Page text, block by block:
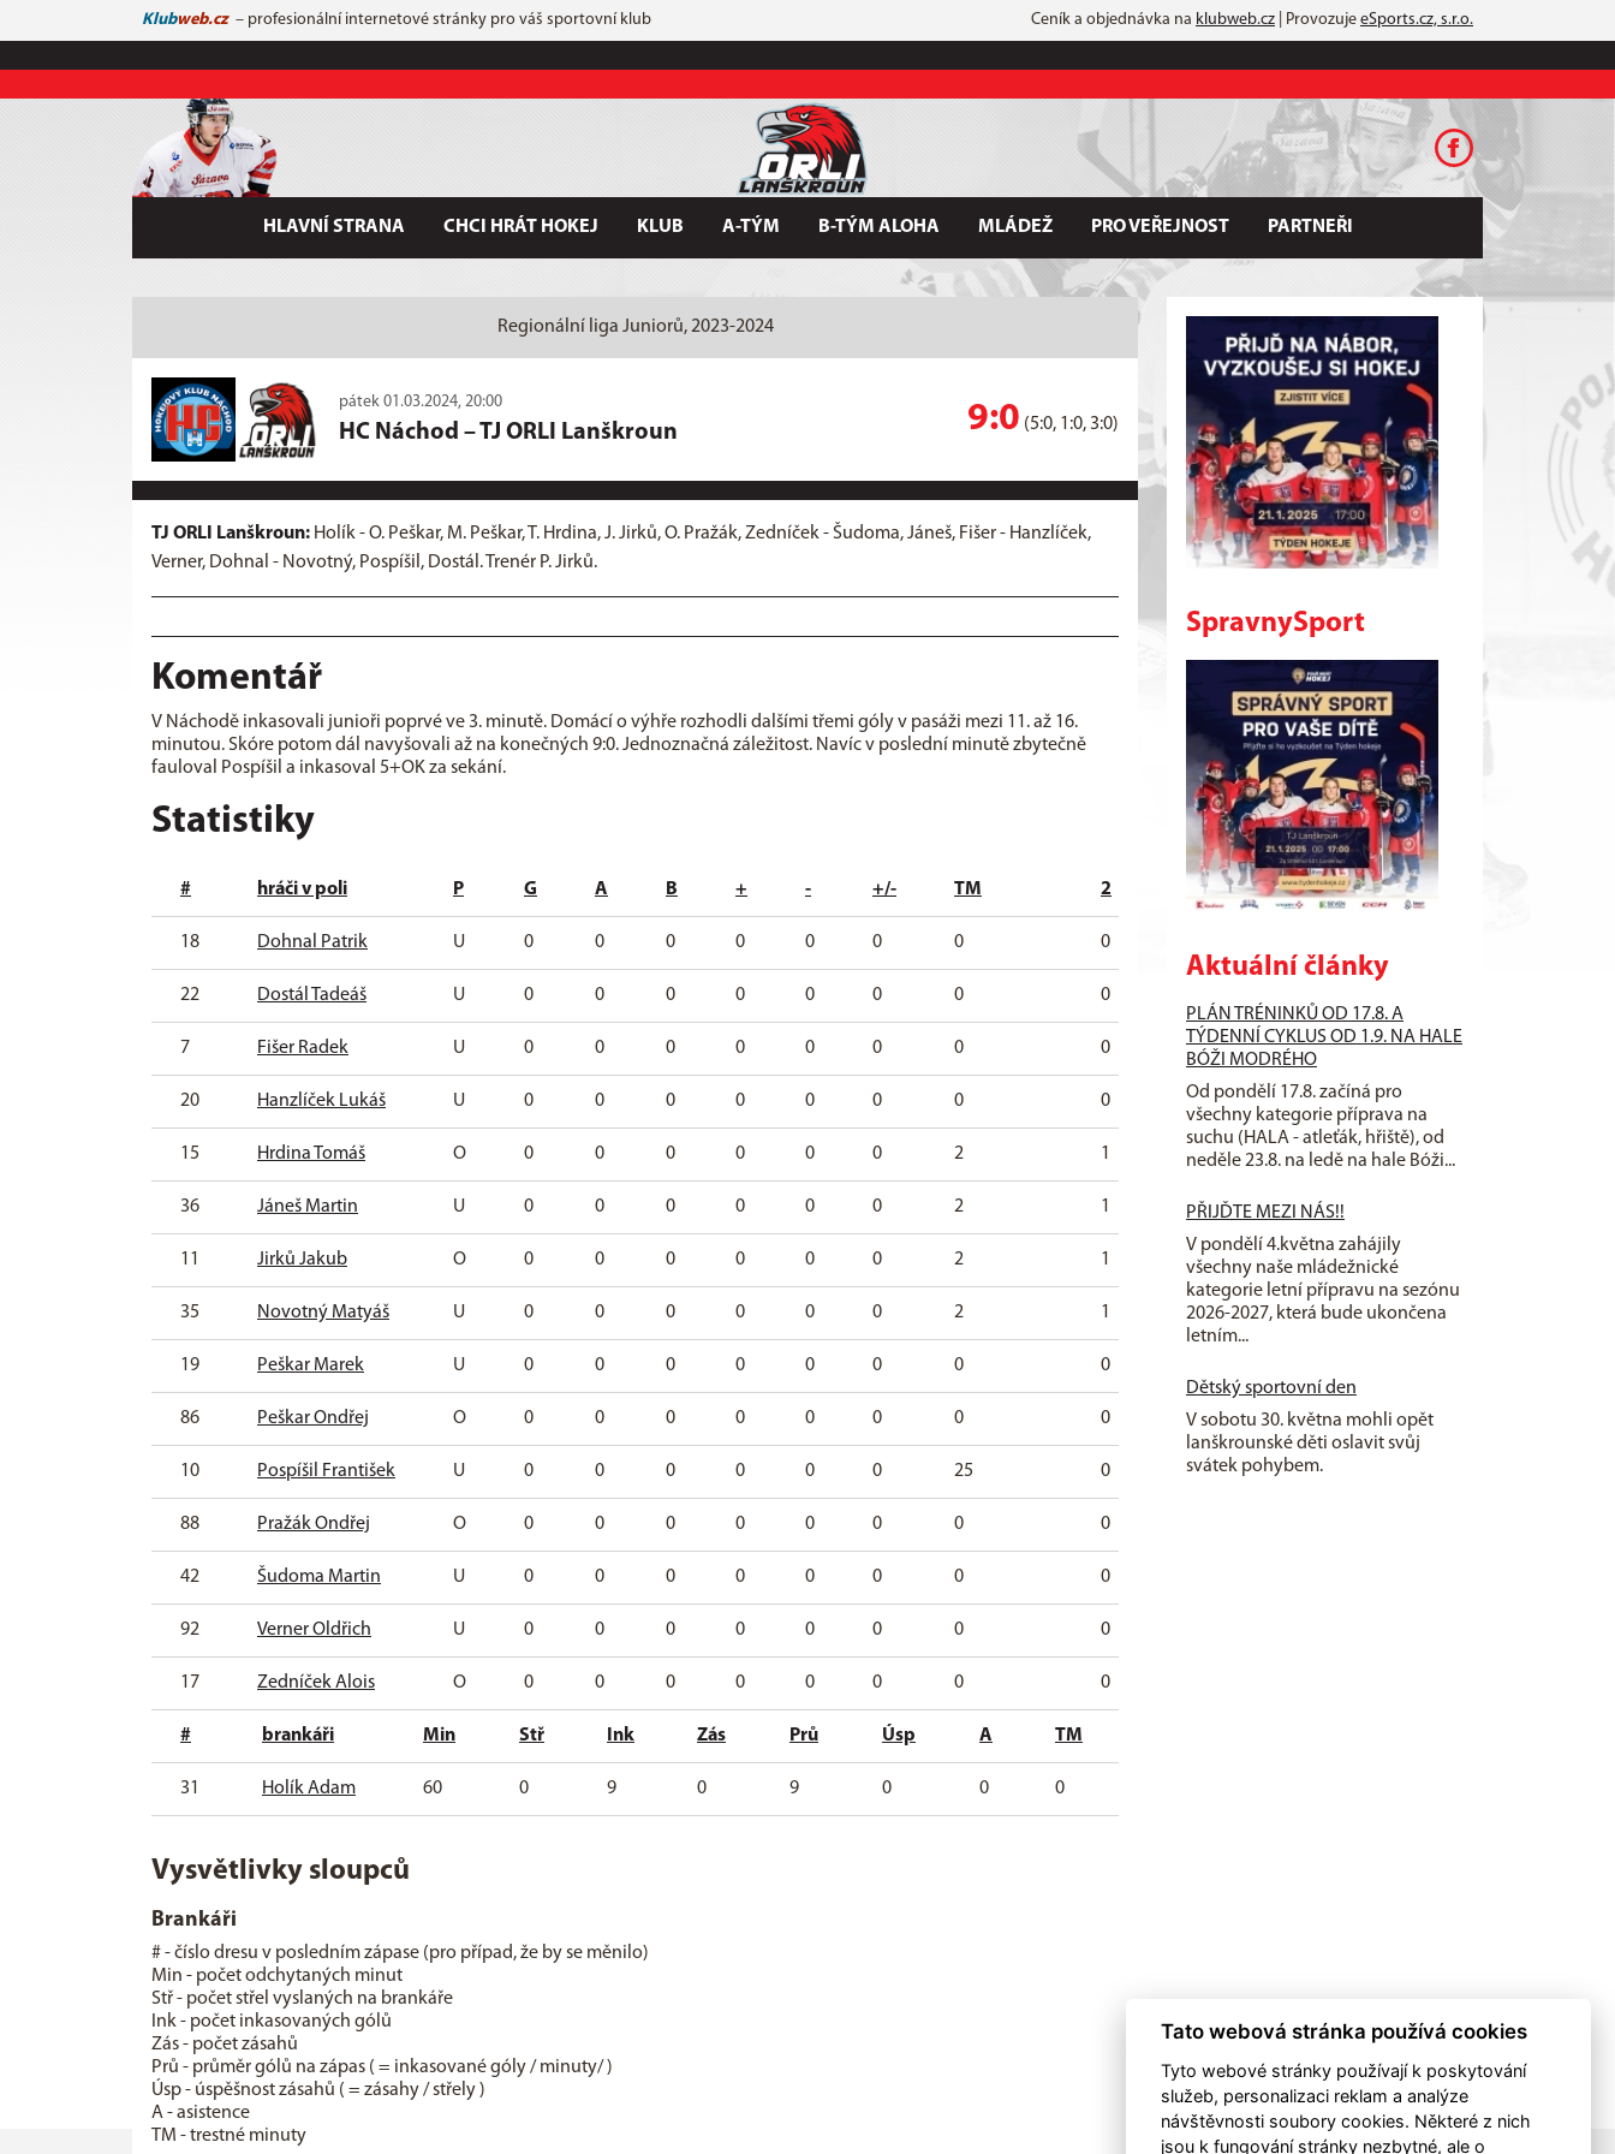
Klubweb.cz – profesionální internetové stránky pro váš sportovní klub Ceník a objednávka na klubweb.cz | Provozuje eSports.cz, s.r.o.
HLAVNÍ STRANA CHCI HRÁT HOKEJ KLUB A-TÝM B-TÝM ALOHA MLÁDEŽ PRO VEŘEJNOST PARTNEŘI
Regionální liga Juniorů, 2023-2024
pátek 01.03.2024, 20:00
HC Náchod –TJ ORLI Lanškroun 9:0 (5:0, 1:0, 3:0)
TJ ORLI Lanškroun: Holík - O. Peškar, M. Peškar, T. Hrdina, J. Jirků, O. Pražák, Zedníček - Šudoma, Jáneš, Fišer - Hanzlíček,
Verner, Dohnal - Novotný, Pospíšil, Dostál. Trenér P. Jirků.
Komentář
V Náchodě inkasovali junioři poprvé ve 3. minutě. Domácí o výhře rozhodli dalšími třemi góly v pasáži mezi 11. až 16.
minutou. Skóre potom dál navyšovali až na konečných 9:0. Jednoznačná záležitost. Navíc v poslední minutě zbytečně
fauloval Pospíšil a inkasoval 5+OK za sekání.
Statistiky
# hráči v poli P G A B + - +/- TM 2 10 o t
18 Dohnal Patrik U 0 0 0 0 0 0 0 0
22 Dostál Tadeáš U 0 0 0 0 0 0 0 0
7 Fišer Radek U 0 0 0 0 0 0 0 0 0 0 0
20 Hanzlíček Lukáš U 0 0 0 0 0 0 0 0 0 0 0
15 Hrdina Tomáš O 0 0 0 0 0 0 2 1 0 0 0
36 Jáneš Martin U 0 0 0 0 0 0 2 1 0 0
11 Jirků Jakub O 0 0 0 0 0 0 2 1 0 0 0
35 Novotný Matyáš U 0 0 0 0 0 0 2 1 0 0 0
19 Peškar Marek U 0 0 0 0 0 0 0 0
86 Peškar Ondřej O 0 0 0 0 0 0 0 0 0 0 0
10 Pospíšil František U 0 0 0 0 0 0 25 0 0 1
88 Pražák Ondřej O 0 0 0 0 0 0 0 0
42 Šudoma Martin U 0 0 0 0 0 0 0 0
92 Verner Oldřich U 0 0 0 0 0 0 0 0
17 Zedníček Alois O 0 0 0 0 0 0 0 0
# brankáři Min Stř Ink Zás Prů Úsp A TM
31 Holík Adam 60 0 9 0 9 0 0 0
Vysvětlivky sloupců
Brankáři
# - číslo dresu v posledním zápase (pro případ, že by se měnilo)
Min - počet odchytaných minut
Stř - počet střel vyslaných na brankáře
Ink - počet inkasovaných gólů
Zás - počet zásahů
Prů - průměr gólů na zápas ( = inkasované góly / minuty/ )
Úsp - úspěšnost zásahů ( = zásahy / střely )
A - asistence
TM - trestné minuty
SpravnySport
Aktuální články
PLÁN TRÉNINKŮ OD 17.8. A
TÝDENNÍ CYKLUS OD 1.9. NA HALE
BÓŽI MODRÉHO
Od pondělí 17.8. začíná pro
všechny kategorie příprava na
suchu (HALA - atleťák, hřiště), od
neděle 23.8. na ledě na hale Bóži...
PŘIJĎTE MEZI NÁS!!
V pondělí 4.května zahájily
všechny naše mládežnické
kategorie letní přípravu na sezónu
2026-2027, která bude ukončena
letním...
Dětský sportovní den
V sobotu 30. května mohli opět
lanškrounské děti oslavit svůj
svátek pohybem.
Tato webová stránka používá cookies
Tyto webové stránky používají k poskytování
služeb, personalizaci reklam a analýze
návštěvnosti soubory cookies. Některé z nich
jsou k fungování stránky nezbytné, ale o